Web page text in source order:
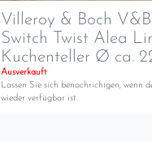
Villeroy & Boch V&B
Switch Twist Alea
Kuchenteller Ø ca.
Ausverkauft
Lassen Sie sich benachrichigen, wenn
wieder verfügbar ist.